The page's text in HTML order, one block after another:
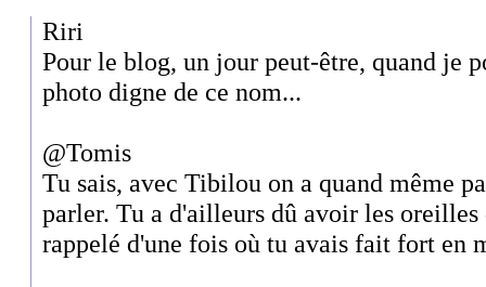
Riri
Pour le blog, un jour peut-être, quand je
photo digne de ce nom...
@Tomis
Tu sais, avec Tibilou on a quand même
parler. Tu a d'ailleurs dû avoir les
rappelé d'une fois où tu avais fait fort en